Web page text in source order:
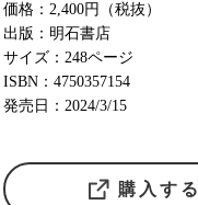
価格：2,400円（税抜）
出版：明石書店
サイズ：248ページ
ISBN：4750357154
発売日：2024/3/15
購入する